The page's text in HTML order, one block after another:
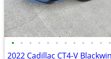
• • • • • • • • • • • •
2022 Cadillac CT4-V